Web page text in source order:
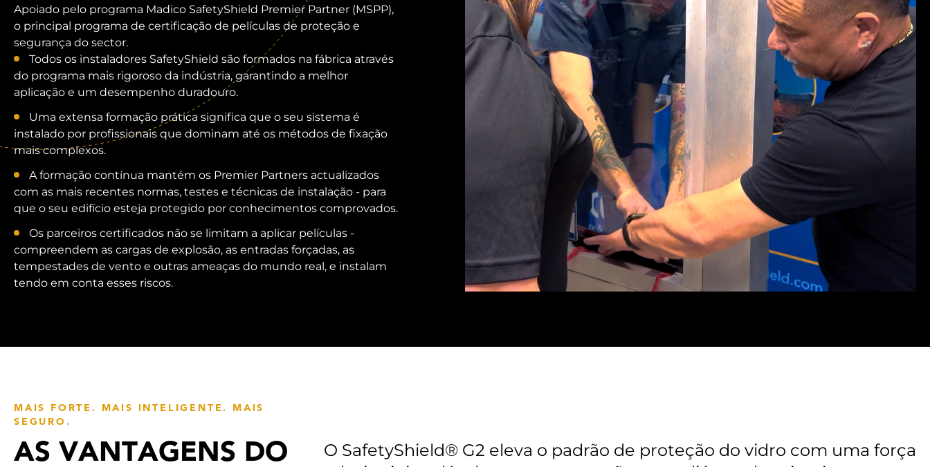
Apoiado pelo programa Madico SafetyShield Premier Partner (MSPP),
o principal programa de certificação de películas de proteção e
segurança do sector.
Todos os instaladores SafetyShield são formados na fábrica através
do programa mais rigoroso da indústria, garantindo a melhor
aplicação e um desempenho duradouro.
Uma extensa formação prática significa que o seu sistema é
instalado por profissionais que dominam até os métodos de fixação
mais complexos.
A formação contínua mantém os Premier Partners actualizados
com as mais recentes normas, testes e técnicas de instalação - para
que o seu edifício esteja protegido por conhecimentos comprovados.
Os parceiros certificados não se limitam a aplicar películas -
compreendem as cargas de explosão, as entradas forçadas, as
tempestades de vento e outras ameaças do mundo real, e instalam
tendo em conta esses riscos.
MAIS FORTE. MAIS INTELIGENTE. MAIS
SEGURO.
AS VANTAGENS DO
O SafetyShield® G2 eleva o padrão de proteção do vidro com uma força